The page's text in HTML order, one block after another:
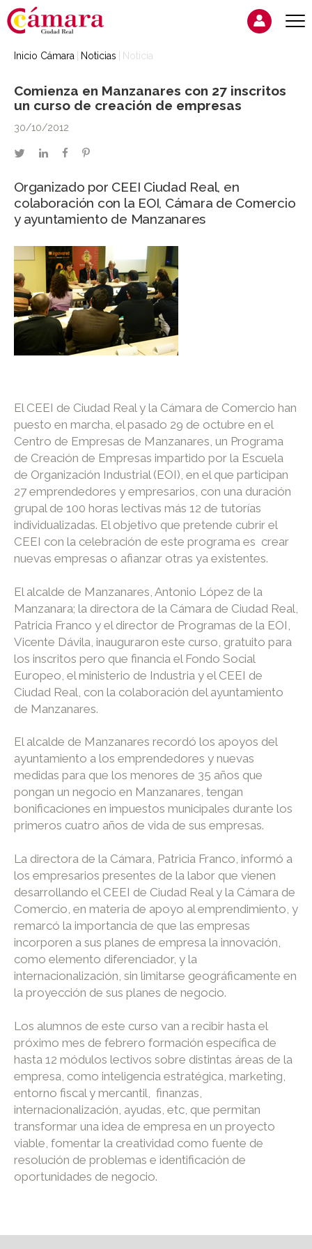
Inicio Cámara Noticias Noticia
Comienza en Manzanares con 27 inscritos
un curso de creación de empresas
30/10/2012
twitterlinkedinfacebookpinterest
Organizado por CEEI Ciudad Real, en
colaboración con la EOI, Cámara de Comercio
y ayuntamiento de Manzanares
El CEEI de Ciudad Real y la Cámara de Comercio han
puesto en marcha, el pasado 29 de octubre en el
Centro de Empresas de Manzanares, un Programa
de Creación de Empresas impartido por la Escuela
de Organización Industrial (EOI), en el que participan
27 emprendedores y empresarios, con una duración
grupal de 100 horas lectivas más 12 de tutorías
individualizadas. El objetivo que pretende cubrir el
CEEI con la celebración de este programa es crear
nuevas empresas o afianzar otras ya existentes.
El alcalde de Manzanares, Antonio López de la
Manzanara; la directora de la Cámara de Ciudad Real,
Patricia Franco y el director de Programas de la EOI,
Vicente Dávila, inauguraron este curso, gratuito para
los inscritos pero que financia el Fondo Social
Europeo, el ministerio de Industria y el CEEI de
Ciudad Real, con la colaboración del ayuntamiento
de Manzanares.
El alcalde de Manzanares recordó los apoyos del
ayuntamiento a los emprendedores y nuevas
medidas para que los menores de 35 años que
pongan un negocio en Manzanares, tengan
bonificaciones en impuestos municipales durante los
primeros cuatro años de vida de sus empresas.
La directora de la Cámara, Patricia Franco, informó a
los empresarios presentes de la labor que vienen
desarrollando el CEEI de Ciudad Real y la Cámara de
Comercio, en materia de apoyo al emprendimiento, y
remarcó la importancia de que las empresas
incorporen a sus planes de empresa la innovación,
como elemento diferenciador, y la
internacionalización, sin limitarse geográficamente en
la proyección de sus planes de negocio.
Los alumnos de este curso van a recibir hasta el
próximo mes de febrero formación específica de
hasta 12 módulos lectivos sobre distintas áreas de la
empresa, como inteligencia estratégica, marketing,
entorno fiscal y mercantil, finanzas,
internacionalización, ayudas, etc, que permitan
transformar una idea de empresa en un proyecto
viable, fomentar la creatividad como fuente de
resolución de problemas e identificación de
oportunidades de negocio.